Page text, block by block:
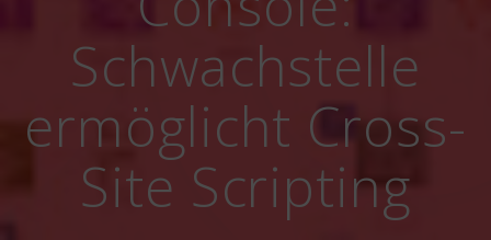
Schwachstelle
ermöglicht Cross-
Site Scripting